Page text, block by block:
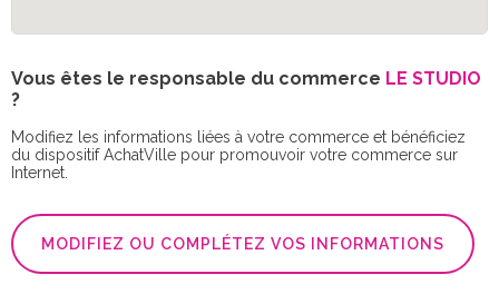
Vous êtes le responsable du commerce LE STUDIO
?
Modifiez les informations liées à votre commerce et bénéficiez
du dispositif AchatVille pour promouvoir votre commerce sur
Internet.
MODIFIEZ OU COMPLÉTEZ VOS INFORMATIONS